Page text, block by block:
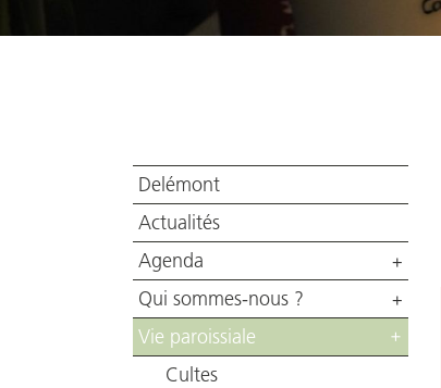
Delémont
Actualités
Agenda
+
Qui sommes-nous ? +
Vie paroissiale
Cultes
+